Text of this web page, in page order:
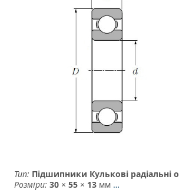
Тип: Підшипники Кулькові радіальні
Розміри: 30 ×55 × 13 мм …